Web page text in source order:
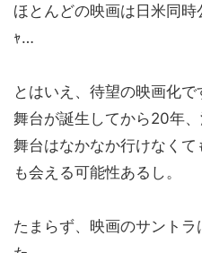
ほとんどの映画は日米同
ｬ…
とはいえ、待望の映画化で
舞台が誕生してから20年、
舞台はなかなか行けなく
も会える可能性あるし。
たまらず、映画のサント